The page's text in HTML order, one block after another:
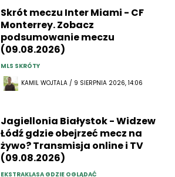
Skrót meczu Inter Miami - CF
Monterrey. Zobacz
podsumowanie meczu
(09.08.2026)
MLS SKRÓTY
KAMIL WOJTALA / 9 SIERPNIA 2026, 14:06
Jagiellonia Białystok - Widzew
Łódź gdzie obejrzeć mecz na
żywo? Transmisja online i TV
(09.08.2026)
EKSTRAKLASA GDZIE OGLĄDAĆ